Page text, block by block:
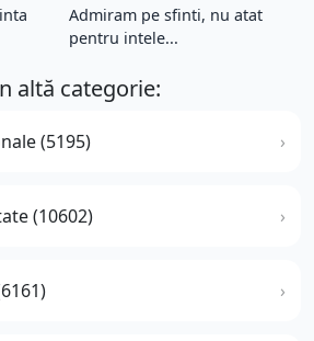
Admiram pe sfinti, nu atat
pentru intele...
altă categorie:
(5195)
(10602)